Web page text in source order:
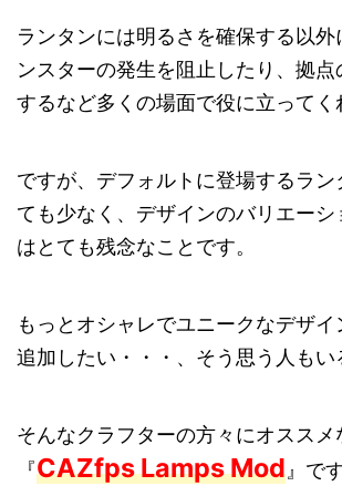
ランタンには明るさを確保する以
ンスターの発生を阻止したり、拠点
するなど多くの場面で役に立ってく
ですが、デフォルトに登場するラン
ても少なく、デザインのバリエー
はとても残念なことです。
もっとオシャレでユニークなデザイ
追加したい・・・、そう思う人もい
そんなクラフターの方々にオススメ
『CAZfps Lamps Mod 』で